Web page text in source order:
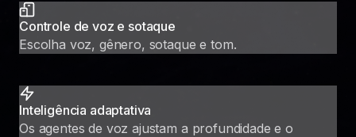
Controle de voz e sotaque
Escolha voz, gênero, sotaque e tom.
Inteligência adaptativa
Os agentes de voz ajustam a profundidade e o